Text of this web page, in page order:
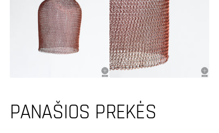
Atidaryti
pagrindinę
mediją
galerijos
rodinyje
Atidaryti
mediją
2
galerijos
rodinyje
PANAŠIOS PREKĖS